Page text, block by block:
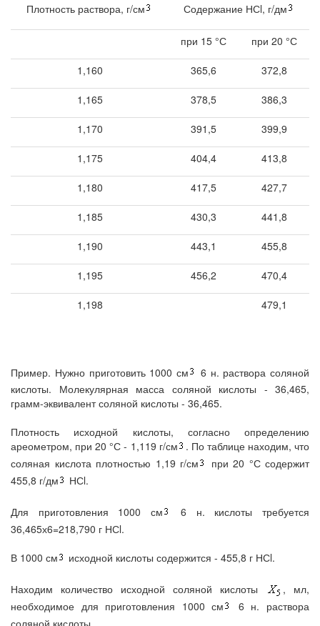
Плотность раствора, г/см
Содержание НСl, г/дм
при 15 °С при 20 °С
1,160 365,6 372,8
1,165 378,5 386,3
1,170 391,5 399,9
1,175 404,4 413,8
1,180 417,5 427,7
1,185 430,3 441,8
1,190 443,1 455,8
1,195 456,2 470,4
1,198 479,1
Пример. Нужно приготовить 1000 см
6 н. раствора соляной
кислоты. Молекулярная масса соляной кислоты - 36,465,
грамм-эквивалент соляной кислоты - 36,465.
Плотность исходной кислоты, согласно определению
ареометром, при 20 °С - 1,119 г/см
. По таблице находим, что
соляная кислота плотностью 1,19 г/см
при 20 °С содержит
455,8 г/дм
НСl.
Для приготовления 1000 см
6 н. кислоты требуется
36,465х6=218,790 г НСl.
В 1000 см
исходной кислоты содержится - 455,8 г НСl.
Находим количество исходной соляной кислоты
, мл,
необходимое для приготовления 1000 см
6 н. раствора
соляной кислоты